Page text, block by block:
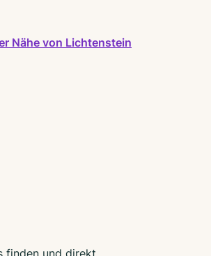
Nähe von Lichtenstein
finden und direkt